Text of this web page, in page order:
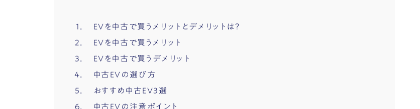
EVを中古で買うメリットとデメリットは？
EVを中古で買うメリット
EVを中古で買うデメリット
中古EVの選び方
おすすめ中古EV3選
中古EVの注意ポイント